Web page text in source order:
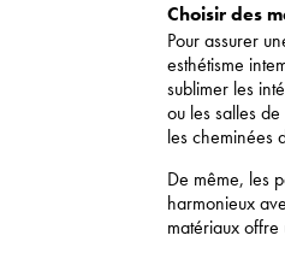
Choisir des
Pour assurer
esthétisme
sublimer les
ou les salles
les cheminées
De même, les
harmonieux
matériaux